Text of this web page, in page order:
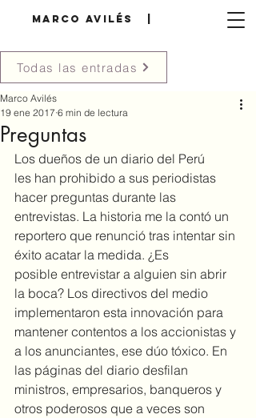
MARCO AVILÉS |
Todas las entradas
Preguntas
Marco Avilés
19 ene 2017 6 min de lectura
Los dueños de un diario del Perú
les han prohibido a sus periodistas
hacer preguntas durante las
entrevistas. La historia me la contó un
reportero que renunció tras intentar sin
éxito acatar la medida. ¿Es
posible entrevistar a alguien sin abrir
la boca? Los directivos del medio
implementaron esta innovación para
mantener contentos a los accionistas y
a los anunciantes, ese dúo tóxico. En
las páginas del diario desfilan
ministros, empresarios, banqueros y
otros poderosos que a veces son